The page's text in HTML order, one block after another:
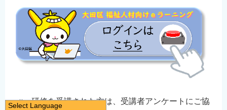
📣 研修を受講された方は、受講者アンケートにご協
Select Language